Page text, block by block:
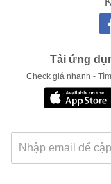
Xịt mũi Viêm Xoang
nghiêm ngặt trước
trạng sức khỏe của
Thành Phần Sản
Xịt mũi Kirkland
nhiên giúp làm sạch
ích lâu dài cho sức
Lưu Ý Khi Sử
Tải ứng
Check giá nhanh -